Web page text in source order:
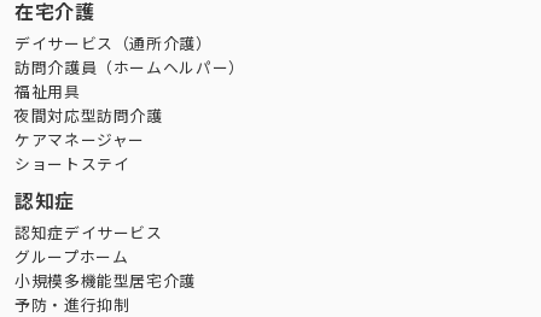
在宅介護
デイサービス（通所介護）
訪問介護員（ホームヘルパー）
福祉用具
夜間対応型訪問介護
ケアマネージャー
ショートステイ
認知症
認知症デイサービス
グループホーム
小規模多機能型居宅介護
予防・進行抑制